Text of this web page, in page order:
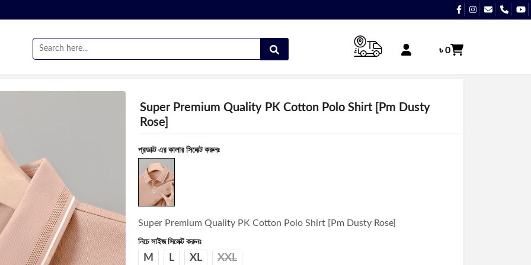
৳ 0
Super Premium Quality PK Cotton Polo Shirt [Pm Dusty
Rose]
প্রডাক্ট এর কালার সিলেক্ট করুনঃ
Super Premium Quality PK Cotton Polo Shirt [Pm Dusty Rose]
নিচে সাইজ সিলেক্ট করুনঃ
M L XL XXL